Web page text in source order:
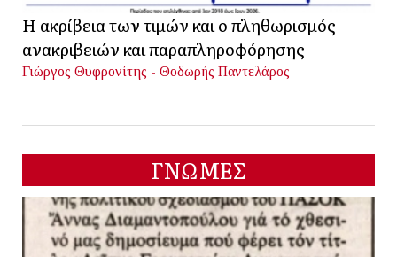
Η ακρίβεια των τιμών και ο πληθωρισμός
ανακριβειών και παραπληροφόρησης
Γιώργος Θυφρονίτης - Θοδωρής Παντελάρος
ΓΝΩΜΕΣ